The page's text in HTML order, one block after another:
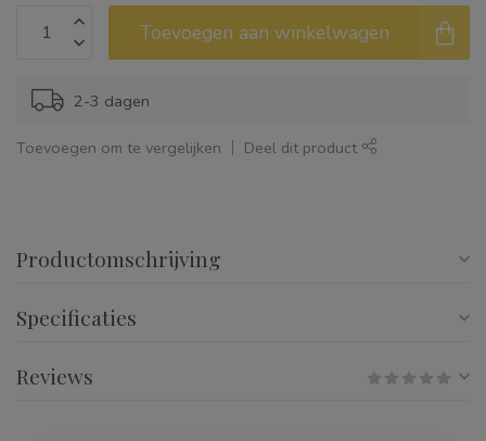
Toevoegen aan winkelwagen
2-3 dagen
Toevoegen om te vergelijken Deel dit product
Productomschrijving
Specificaties
Reviews